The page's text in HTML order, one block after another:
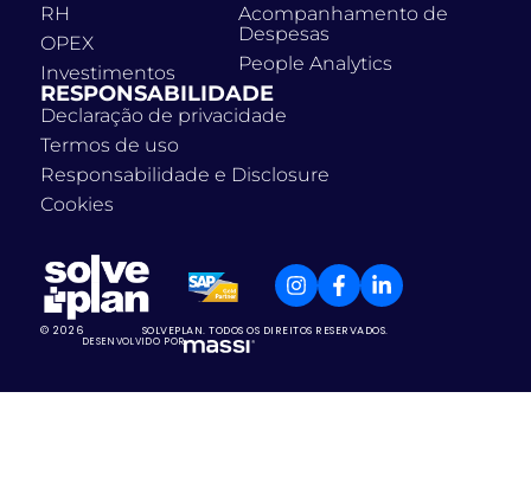
RH
OPEX
Investimentos
Acompanhamento de
Despesas
People Analytics
RESPONSABILIDADE
Declaração de privacidade
Termos de uso
Responsabilidade e Disclosure
Cookies
DESENVOLVIDO POR
© 2026 SOLVEPLAN. TODOS OS DIREITOS RESERVADOS.